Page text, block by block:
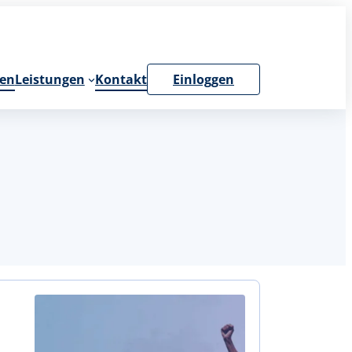
Leistungen Kontakt Einloggen